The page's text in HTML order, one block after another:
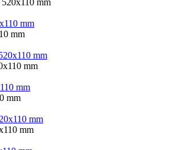
mm
mm
mm
mm
mm